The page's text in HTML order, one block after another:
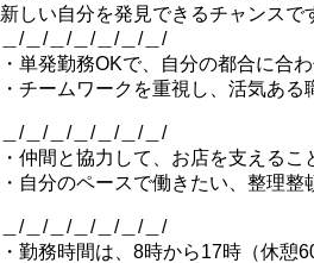
新しい自分を発見できるチャンスで
＿/＿/＿/＿/＿/＿/＿/
・単発勤務OKで、自分の都合に合
・チームワークを重視し、活気ある
＿/＿/＿/＿/＿/＿/＿/
・仲間と協力して、お店を支える
・自分のペースで働きたい、整理整
＿/＿/＿/＿/＿/＿/＿/
・勤務時間は、8時から17時（休憩